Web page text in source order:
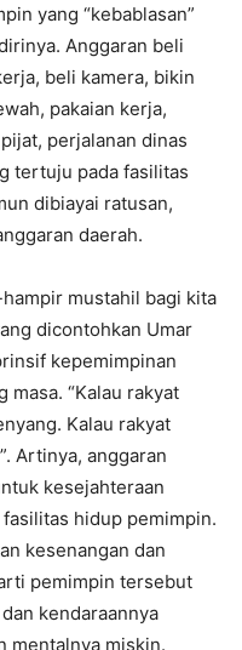
yang “kebablasan”
Anggaran beli
beli kamera, bikin
pakaian kerja,
perjalanan dinas
tertuju pada fasilitas
dibiayai ratusan,
daerah.
mustahil bagi kita
dicontohkan Umar
kepemimpinan
masa. “Kalau rakyat
Kalau rakyat
Artinya, anggaran
kesejahteraan
hidup pemimpin.
kesenangan dan
pemimpin tersebut
kendaraannya
mentalnya miskin.